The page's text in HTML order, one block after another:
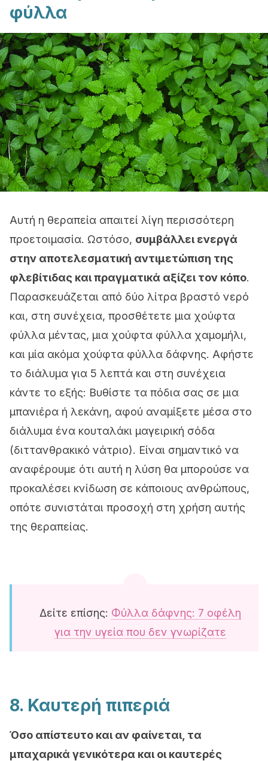
φύλλα
Αυτή η θεραπεία απαιτεί λίγη περισσότερη
προετοιμασία. Ωστόσο, συμβάλλει ενεργά
στην αποτελεσματική αντιμετώπιση της
φλεβίτιδας και πραγματικά αξίζει τον κόπο.
Παρασκευάζεται από δύο λίτρα βραστό νερό
και, στη συνέχεια, προσθέτετε μια χούφτα
φύλλα μέντας, μια χούφτα φύλλα χαμομήλι,
και μία ακόμα χούφτα φύλλα δάφνης. Αφήστε
το διάλυμα για 5 λεπτά και στη συνέχεια
κάντε το εξής: Βυθίστε τα πόδια σας σε μια
μπανιέρα ή λεκάνη, αφού αναμίξετε μέσα στο
διάλυμα ένα κουταλάκι μαγειρική σόδα
(διττανθρακικό νάτριο). Είναι σημαντικό να
αναφέρουμε ότι αυτή η λύση θα μπορούσε να
προκαλέσει κνίδωση σε κάποιους ανθρώπους,
οπότε συνιστάται προσοχή στη χρήση αυτής
της θεραπείας.
Δείτε επίσης: Φύλλα δάφνης: 7 οφέλη
για την υγεία που δεν γνωρίζατε
8. Καυτερή πιπεριά
Όσο απίστευτο και αν φαίνεται, τα
μπαχαρικά γενικότερα και οι καυτερές